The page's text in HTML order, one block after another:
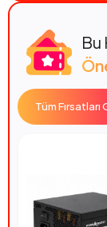
Bu
Tüm Fırsatları